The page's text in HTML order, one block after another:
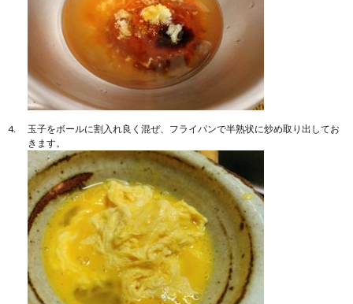
玉子をボールに割入れ良く混ぜ、フライパンで半熟状に炒め取り出してお
きます。